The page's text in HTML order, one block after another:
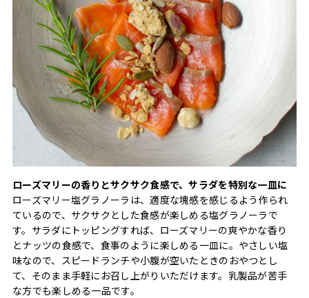
ローズマリーの香りとサクサク食感で、サラダを特別な一皿に
ローズマリー塩グラノーラは、適度な塊感を感じるよう作られ
ているので、サクサクとした食感が楽しめる塩グラノーラで
す。サラダにトッピングすれば、ローズマリーの爽やかな香り
とナッツの食感で、食事のように楽しめる一皿に。やさしい塩
味なので、スピードランチや小腹が空いたときのおやつとし
て、そのまま手軽にお召し上がりいただけます。乳製品が苦手
な方でも楽しめる一品です。